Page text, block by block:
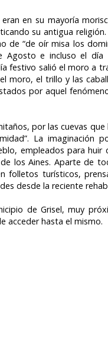
en su mayoría
su antigua
“de oír misa los
e incluso el día
festivo salió el moro a
moro, el trillo y las
por aquel
por las cuevas
La imaginación
empleados para
los Aines. Aparte de
turísticos,
desde la reciente
de Grisel, muy
acceder hasta el mismo.